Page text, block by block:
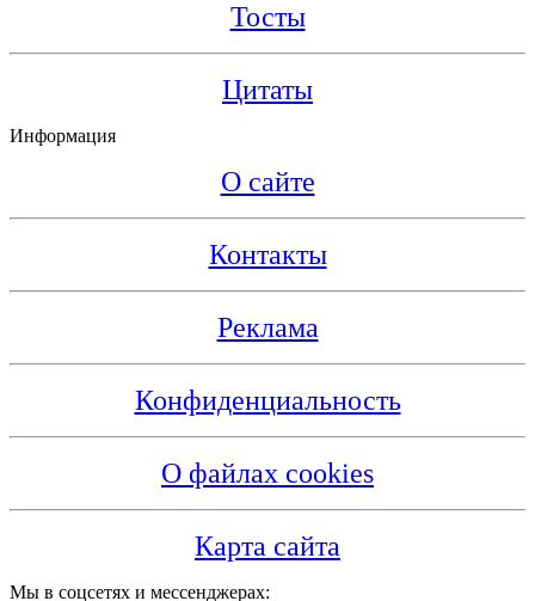
Тосты
Цитаты
Информация
О сайте
Контакты
Реклама
Конфиденциальность
О файлах cookies
Карта сайта
Мы в соцсетях и мессенджерах: